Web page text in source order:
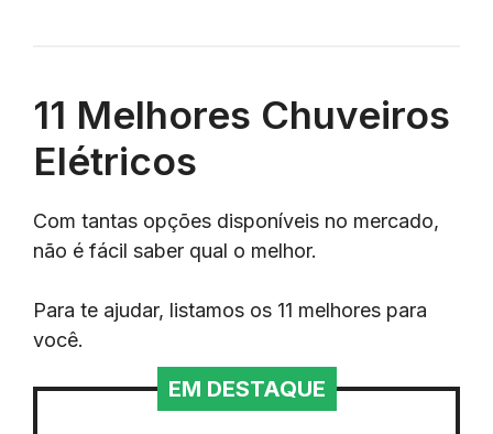
11 Melhores Chuveiros
Elétricos
Com tantas opções disponíveis no mercado,
não é fácil saber qual o melhor.
Para te ajudar, listamos os 11 melhores para
você.
EM DESTAQUE